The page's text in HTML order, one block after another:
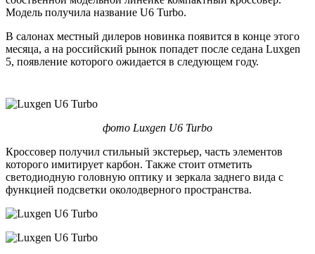
Модель получила название U6 Turbo.
В салонах местный дилеров новинка появится в конце этого
месяца, а на российский рынок попадет после седана Luxgen
5, появление которого ожидается в следующем году.
фото Luxgen U6 Turbo
Кроссовер получил стильный экстерьер, часть элементов
которого имитирует карбон. Также стоит отметить
светодиодную головную оптику и зеркала заднего вида с
функцией подсветки околодверного пространства.